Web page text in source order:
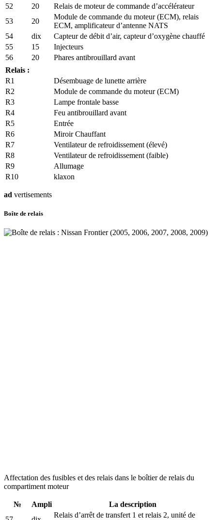
52
20
Relais de moteur de commande d’accélérateur
53
20
Module de commande du moteur (ECM), relais
ECM, amplificateur d’antenne NATS
54
dix
Capteur de débit d’air, capteur d’oxygène chauffé
55
15
Injecteurs
56
20
Phares antibrouillard avant
Relais :
R1
Désembuage de lunette arrière
R2
Module de commande du moteur (ECM)
R3
Lampe frontale basse
R4
Feu antibrouillard avant
R5
Entrée
R6
Miroir Chauffant
R7
Ventilateur de refroidissement (élevé)
R8
Ventilateur de refroidissement (faible)
R9
Allumage
R10
klaxon
ad vertisements
Boîte de relais
Affectation des fusibles et des relais dans le boîtier de relais du
compartiment moteur
№ Ampli
La description
Relais d’arrêt de transfert 1 et relais 2, unité de